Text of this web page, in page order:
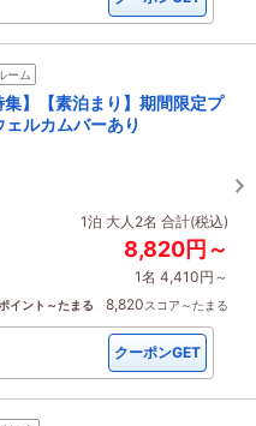
ーム
集】【素泊まり】期間限定プ
ルカムバーあり
1泊 大人2名 合計(税込)
8,820円～
1名 4,410円～
ポイント～たまる 8,820スコア～たまる
クーポンGET